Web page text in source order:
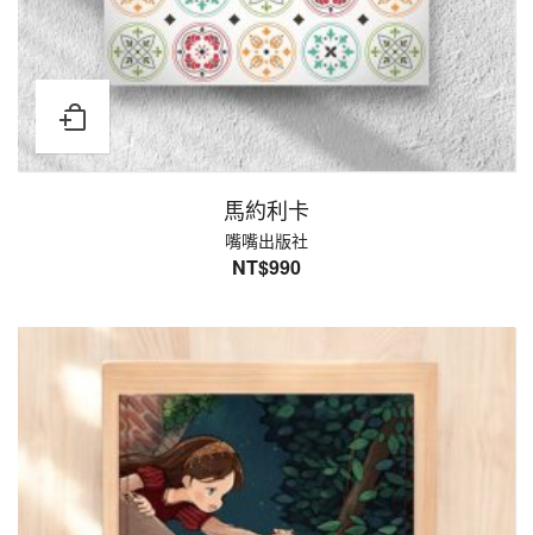
馬約利卡
嘴嘴出版社
NT$990